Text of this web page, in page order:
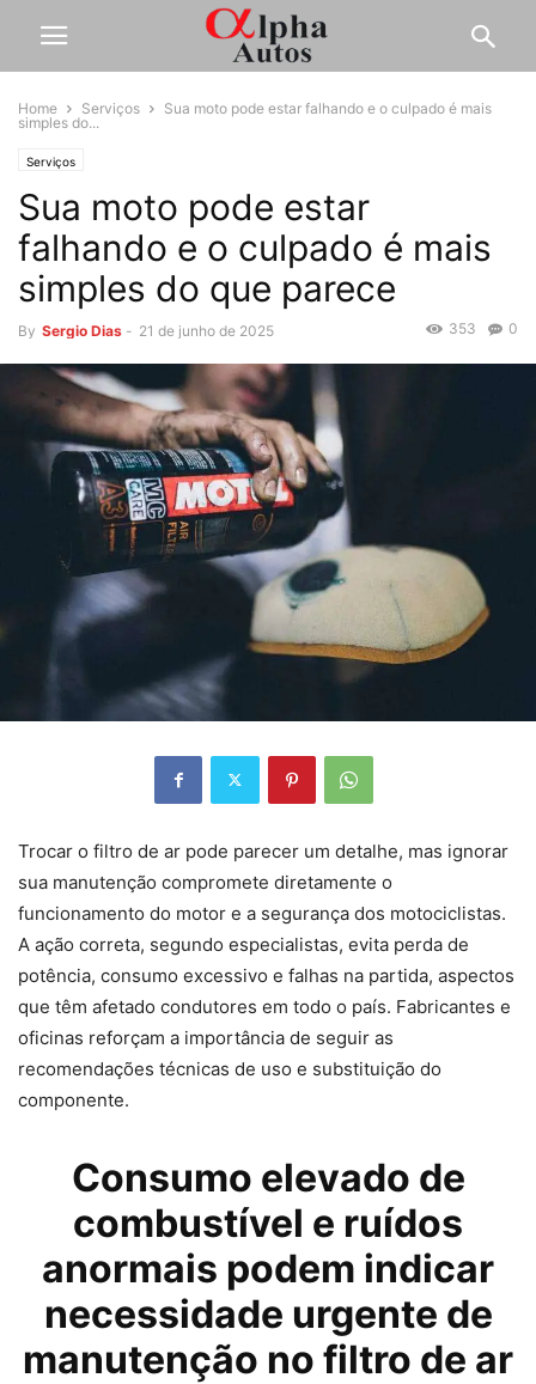
Home Serviços
Sua moto pode estar falhando e o culpado é mais
simples do...
Serviços
Sua moto pode estar
falhando e o culpado é mais
simples do que parece
By Sergio Dias - 21 de junho de 2025 0
353
Trocar o filtro de ar pode parecer um detalhe, mas ignorar
sua manutenção compromete diretamente o
funcionamento do motor e a segurança dos motociclistas.
A ação correta, segundo especialistas, evita perda de
potência, consumo excessivo e falhas na partida, aspectos
que têm afetado condutores em todo o país. Fabricantes e
oficinas reforçam a importância de seguir as
recomendações técnicas de uso e substituição do
componente.
Consumo elevado de
combustível e ruídos
anormais podem indicar
necessidade urgente de
manutenção no filtro de ar